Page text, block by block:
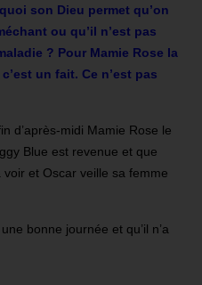
son Dieu permet qu’on
ou qu’il n’est pas
? Pour Mamie Rose la
un fait. Ce n’est pas
d’après-midi Mamie Rose le
Blue est revenue et que
voir et Oscar veille sa femme
bonne journée et qu’il n’a